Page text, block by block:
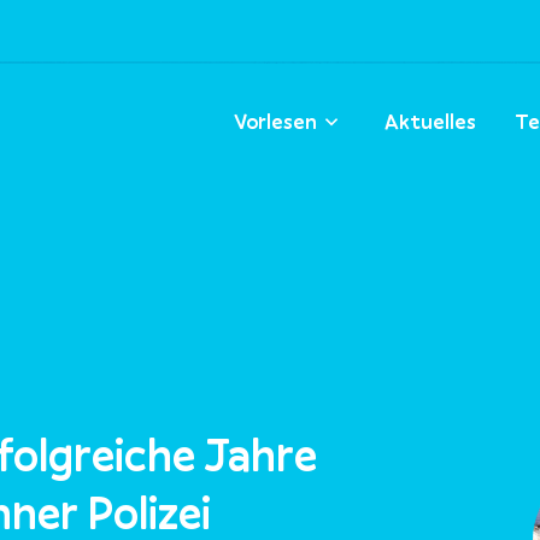
Vorlesen Aktuelles
Jahre
Polizei